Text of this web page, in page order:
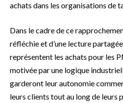
achats dans les organisations de
Dans le cadre de ce
réfléchie et d’une lecture
représentent les achats pour les
motivée par une logique
garderont leur autonomie
leurs clients tout au long de leurs